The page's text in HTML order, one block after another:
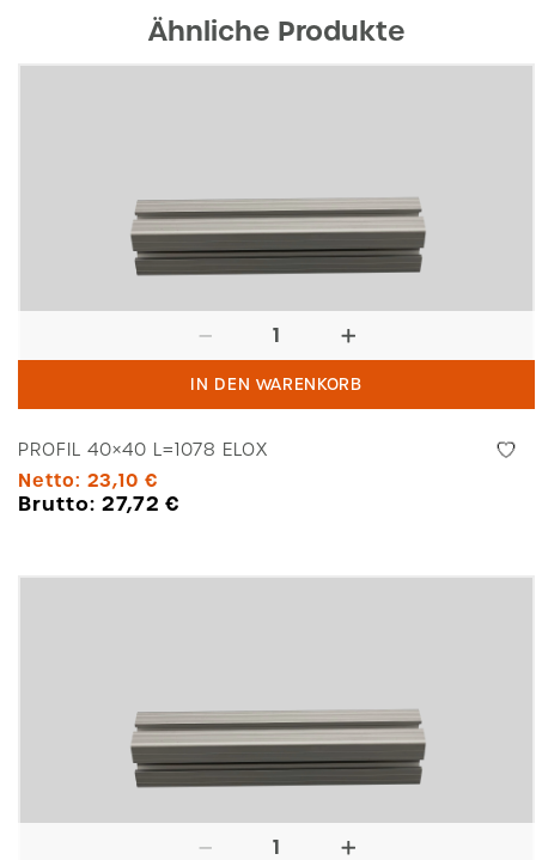
Ähnliche Produkte
40x40
IN DEN WARENKORB
PROFIL 40×40 L=1078 ELOX
Netto: 23,10 €
Brutto: 27,72€